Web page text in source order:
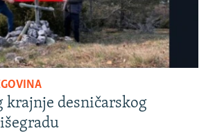
krajnje desničarskog